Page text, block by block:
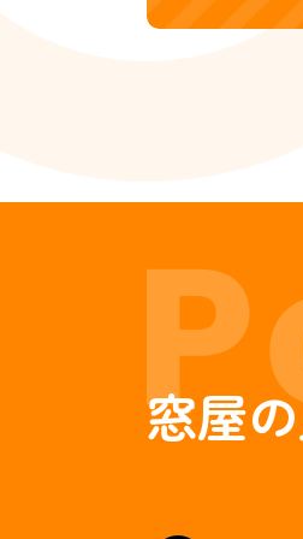
窓屋